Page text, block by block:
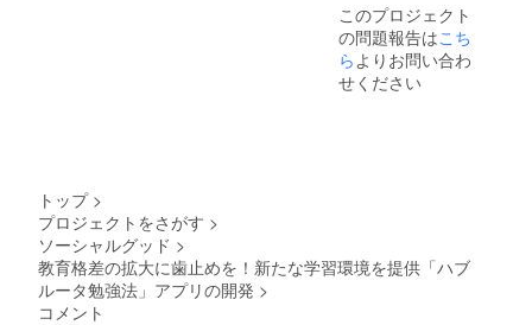
ライブ
配信
は、料
金が発
生いた
もよろ
しくお
願い致
しま
す。 ※
金が発
生いた
ど）の
ライブ
配信権
の付与
→ 権
校名又
は会社
このプロジェクト
の問題報告はこち
ら よりお問い合わ
せください
トップ >
プロジェクトをさがす >
ソーシャルグッド >
教育格差の拡大に歯止めを！新たな学習環境を提供「ハブ
ルータ勉強法」アプリの開発 >
コメント